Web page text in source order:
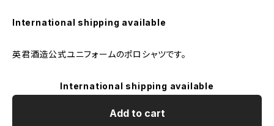
International shipping available
英君酒造公式ユニフォームのポロシャツです。
International shipping available
Add to cart